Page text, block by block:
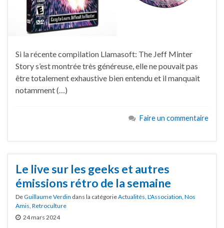
Si la récente compilation Llamasoft: The Jeff Minter
Story s’est montrée très généreuse, elle ne pouvait pas
être totalement exhaustive bien entendu et il manquait
notamment (…)
Faire un commentaire
Le live sur les geeks et autres
émissions rétro de la semaine
DeGuillaume Verdin dans la catégorieActualités L'Association Nos
Amis Retroculture
24 mars 2024